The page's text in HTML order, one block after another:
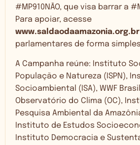
#MP910NÃO, que visa barrar a
Para apoiar, acesse
www.saldaodaamazonia.org.br
parlamentares de forma
A Campanha reúne: Instituto
População e Natureza (ISPN),
Socioambiental (ISA), WWF
Observatório do Clima (OC),
Pesquisa Ambiental da
Instituto de Estudos
Instituto Democracia e